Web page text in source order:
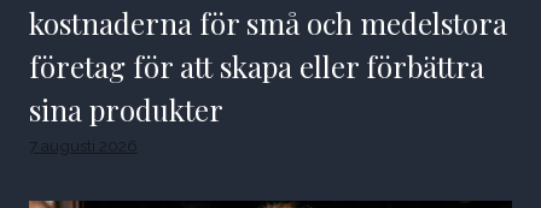
kostnaderna för små och medelstora
företag för att skapa eller förbättra
sina produkter
7 augusti 2026